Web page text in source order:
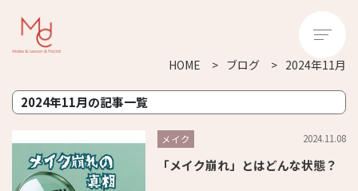
HOME ブログ 2024年11月
2024年11月の記事一覧
メイク 2024.11.08
「メイク崩れ」とはどんな状態？